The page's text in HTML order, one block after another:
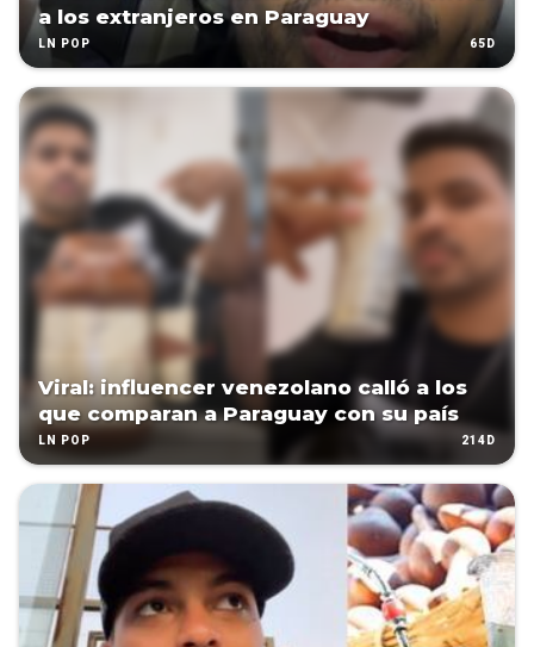
a los extranjeros en Paraguay
LN POP 65D
Viral: influencer venezolano calló a los
que comparan a Paraguay con su país
LN POP 214D